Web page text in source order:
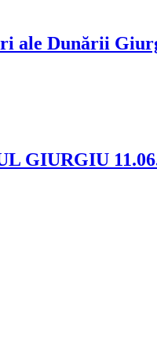
ale Dunării
GIURGIU